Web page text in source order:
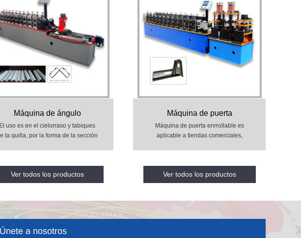
Máquina de ángulo
El uso es en el cielorraso y tabiques
la quilla, por la forma de la sección
adaptación de peso ligero,
impermeable, resistente a golpes, el
el ruido y el sonido, temperatur
Ver todos los productos
Máquina de puerta
enrrollable
Máquina de puerta enrrollable es
aplicable a tiendas comerciales,
de lugares públicos o viviendas.
Ver todos los productos
Únete a nosotros